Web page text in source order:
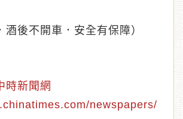
酒後不開車．安全有保障）
時新聞網
newspapers/